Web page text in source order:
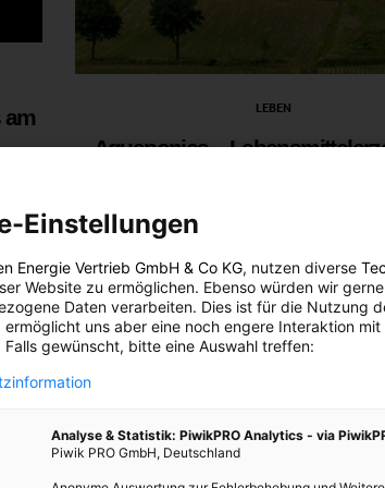
am
vor
Paul
LEBEN
Aquaponics –
9. MAI 2018
BEITRAG ANSEHEN
Einstellungen
Energie Vertrieb GmbH & Co KG, nutzen diverse
Website zu ermöglichen. Ebenso würden wir
Daten verarbeiten. Dies ist für die Nutzung
ermöglicht uns aber eine noch engere Interaktion mit
Falls gewünscht, bitte eine Auswahl treffen:
Analyse & Statistik: PiwikPRO Analytics - via
Piwik PRO GmbH, Deutschland